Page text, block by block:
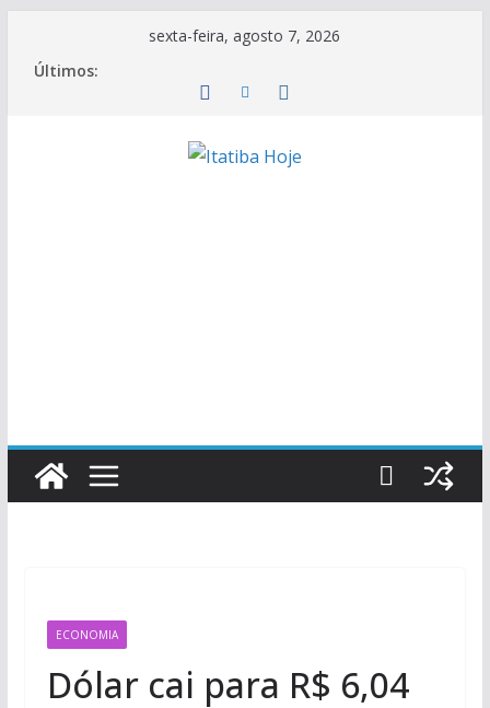
para
sexta-feira, agosto 7, 2026
Últimos:
ECONOMIA
Dólar cai para R$ 6,04